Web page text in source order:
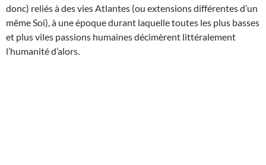
donc) reliés à des vies Atlantes (ou extensions différentes d’un
même Soi), à une époque durant laquelle toutes les plus basses
et plus viles passions humaines décimèrent littéralement
l’humanité d’alors.